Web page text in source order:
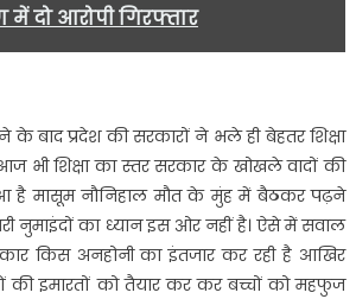
दो आरोपी गिरफ्तार
के बाद प्रदेश की सरकारों ने भले ही बेहतर शिक्षा
भी शिक्षा का स्तर सरकार के खोखले वादों की
है मासूम नौनिहाल मौत के मुंह में बैठकर पढ़ने
नुमाइंदों का ध्यान इस ओर नहीं है। ऐसे में सवाल
किस अनहोनी का इंतजार कर रही है आखिर
इमारतों को तैयार कर कर बच्चों को महफुज